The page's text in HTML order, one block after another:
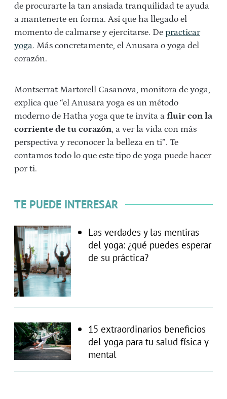
de procurarte la tan ansiada tranquilidad te ayuda
a mantenerte en forma. Así que ha llegado el
momento de calmarse y ejercitarse. De practicar
yoga. Más concretamente, el Anusara o yoga del
corazón.
Montserrat Martorell Casanova, monitora de yoga,
explica que “el Anusara yoga es un método
moderno de Hatha yoga que te invita a fluir con la
corriente de tu corazón, a ver la vida con más
perspectiva y reconocer la belleza en ti”. Te
contamos todo lo que este tipo de yoga puede hacer
por ti.
TE PUEDE INTERESAR
Las verdades y las mentiras
del yoga: ¿qué puedes esperar
de su práctica?
15 extraordinarios beneficios
del yoga para tu salud física y
mental